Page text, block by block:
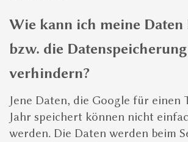
Wie kann ich meine Daten
bzw. die Datenspeicherung
verhindern?
Jene Daten, die Google für einen
Jahr speichert können nicht
werden. Die Daten werden beim